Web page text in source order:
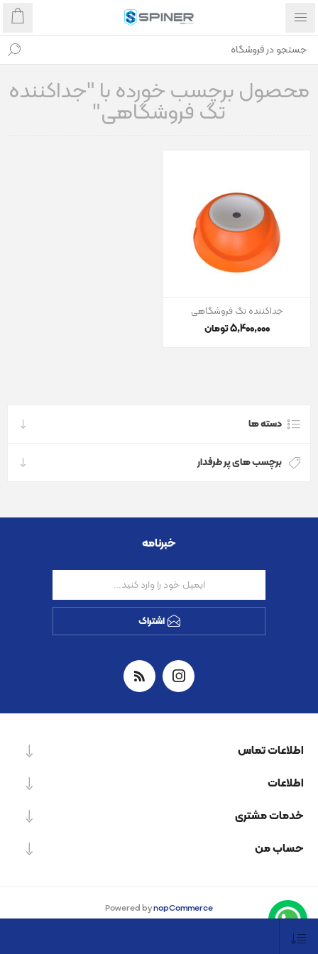
محصول برچسب خورده با "جداکننده
تگ فروشگاهی"
جداکننده تگ فروشگاهی
5٬400٬000 تومان
دسته ها
برچسب های پر طرفدار
خبرنامه
اشتراک
اطلاعات تماس
اطلاعات
خدمات مشتری
حساب من
Powered bynopCommerce
Designed byNop-Templates.com